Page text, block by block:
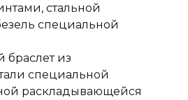
стальной
специальной
браслет из
специальной
раскладывающейся
на все вопросы
поможем с выбором